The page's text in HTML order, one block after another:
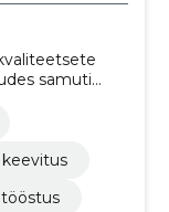
samuti
keevitus